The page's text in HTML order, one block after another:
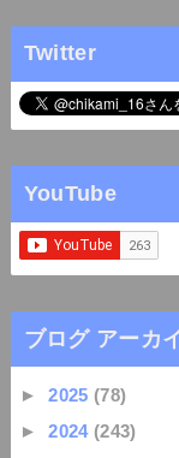
Twitter
YouTube
ブログ アーカ
►2025 (78)
►2024 (243)